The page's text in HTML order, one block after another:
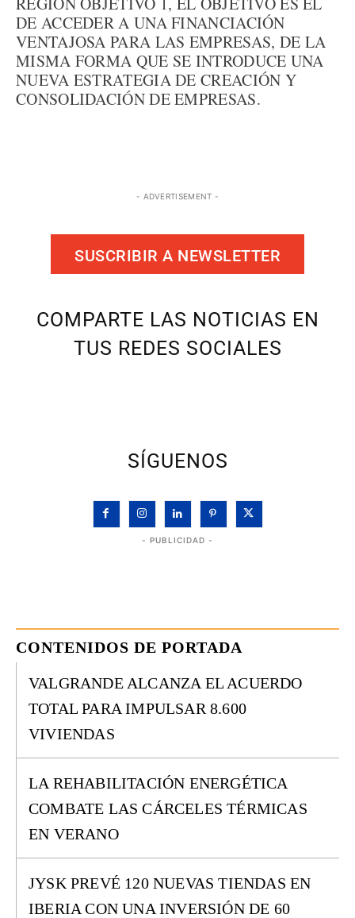
DE ACCEDER A UNA FINANCIACIÓN
VENTAJOSA PARA LAS EMPRESAS, DE LA
MISMA FORMA QUE SE INTRODUCE UNA
NUEVA ESTRATEGIA DE CREACIÓN Y
CONSOLIDACIÓN DE EMPRESAS.
- ADVERTISEMENT -
SUSCRIBIR A NEWSLETTER
COMPARTE LAS NOTICIAS EN
TUS REDES SOCIALES
SÍGUENOS
- PUBLICIDAD -
CONTENIDOS DE PORTADA
VALGRANDE ALCANZA EL ACUERDO
TOTAL PARA IMPULSAR 8.600
VIVIENDAS
LA REHABILITACIÓN ENERGÉTICA
COMBATE LAS CÁRCELES TÉRMICAS
EN VERANO
JYSK PREVÉ 120 NUEVAS TIENDAS EN
IBERIA CON UNA INVERSIÓN DE 60